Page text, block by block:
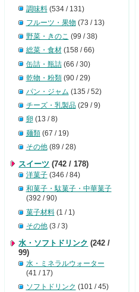
調味料(534 / 131)
フルーツ・果物 (73 / 13)
野菜・きのこ (99 / 38)
総菜・食材(158 / 66)
缶詰・瓶詰(66 / 30)
乾物・粉類(90 / 29)
パン・ジャム (135 / 52)
チーズ・乳製品(29 / 9)
卵 (13 / 8)
麺類(67 / 19)
その他(89 / 28)
スイーツ (742 / 178)
洋菓子(346 / 84)
和菓子・駄菓子・中華菓子
(392 / 90)
菓子材料(1 / 1)
その他(3 / 3)
水・ソフトドリンク (242 /
99)
水・ミネラルウォーター
(41 / 17)
ソフトドリンク (101 / 45)